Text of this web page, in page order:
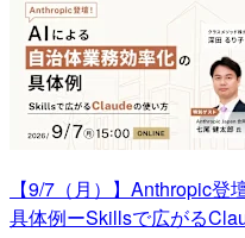
【9/7（月）】Anthropic
具体例ーSkillsで広がる